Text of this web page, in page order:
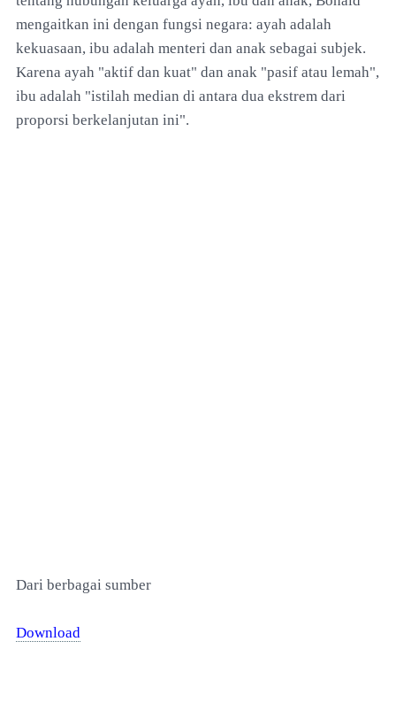
mengaitkan ini dengan fungsi negara: ayah adalah
kekuasaan, ibu adalah menteri dan anak sebagai subjek.
Karena ayah "aktif dan kuat" dan anak "pasif atau lemah",
ibu adalah "istilah median di antara dua ekstrem dari
proporsi berkelanjutan ini".
Dari berbagai sumber
Download